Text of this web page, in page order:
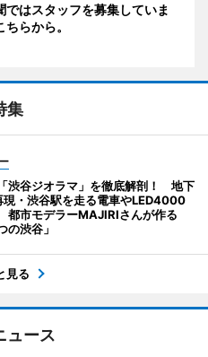
ではスタッフを募集していま
らから。
集
渋谷ジオラマ」を徹底解剖！ 地下
現・渋谷駅を走る電車やLED4000
市モデラーMAJIRIさんが作る
の渋谷」
見る
ュース